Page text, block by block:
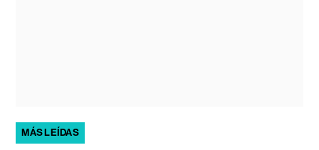
MÁS LEÍDAS